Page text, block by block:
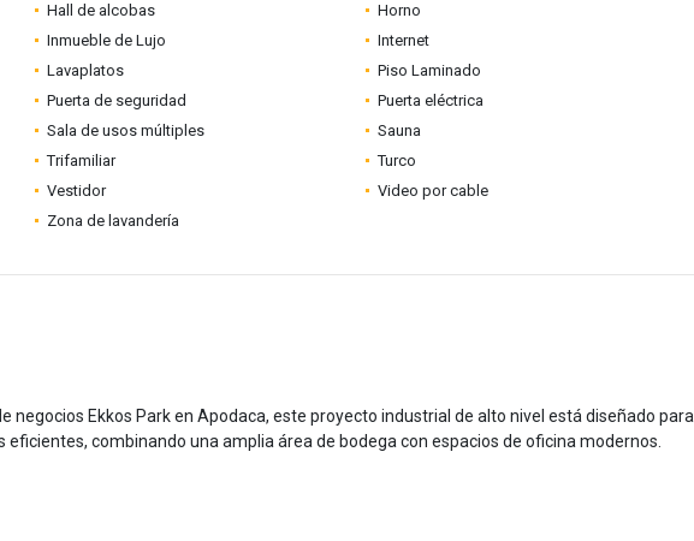
Hall de alcobas
Horno
Inmueble de Lujo
Internet
Lavaplatos
Piso Laminado
Puerta de seguridad
Puerta eléctrica
Sala de usos múltiples
Sauna
Trifamiliar
Turco
Vestidor
Video por cable
Zona de lavandería
negocios Ekkos Park en Apodaca, este proyecto industrial de alto nivel está diseñado para
combinando una amplia área de bodega con espacios de oficina modernos.